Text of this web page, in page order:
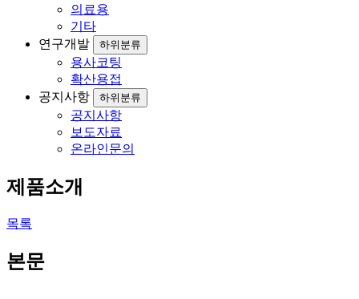
의료용
기타
연구개발
하위분류
용사코팅
확산용접
공지사항
하위분류
공지사항
보도자료
온라인문의
제품소개
목록
본문